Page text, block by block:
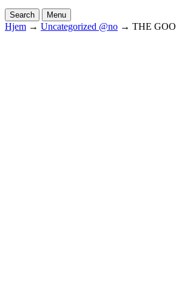
Search Menu
Hjem → Uncategorized @no → THE